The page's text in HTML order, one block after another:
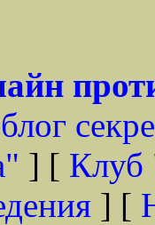
] [ Клуб
] [